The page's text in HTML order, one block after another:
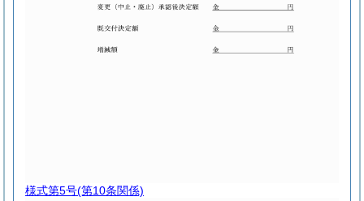
様式第5号(第10条関係)